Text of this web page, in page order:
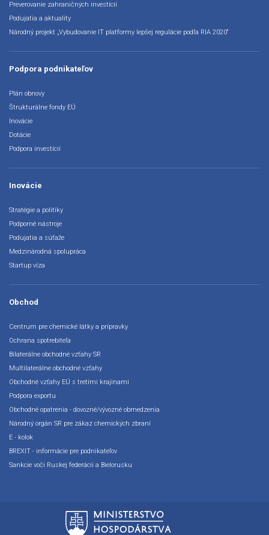
Preverovanie zahraničných investícií
Podujatia a aktuality
Národný projekt „Vybudovanie IT platformy lepšej regulácie podľa RIA 2020“
Podpora podnikateľov
Plán obnovy
Štrukturálne fondy EÚ
Inovácie
Dotácie
Podpora investícií
Inovácie
Stratégie a politiky
Podporné nástroje
Podujatia a súťaže
Medzinárodná spolupráca
Startup víza
Obchod
Centrum pre chemické látky a prípravky
Ochrana spotrebiteľa
Bilaterálne obchodné vzťahy SR
Multilaterálne obchodné vzťahy
Obchodné vzťahy EÚ s tretími krajinami
Podpora exportu
Obchodné opatrenia - dovozné/vývozné obmedzenia
Národný orgán SR pre zákaz chemických zbraní
E - kolok
BREXIT - informácie pre podnikateľov
Sankcie voči Ruskej federácii a Bielorusku